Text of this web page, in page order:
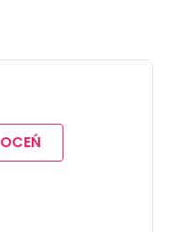
OCEŃ